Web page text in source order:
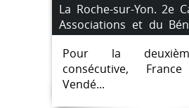
La Roche-sur-Yon. 2e
Associations et du
mai au Bourg.
Pour la
consécutive,
Vendé...